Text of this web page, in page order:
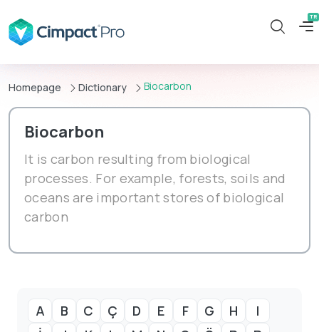
Homepage Dictionary Biocarbon
Biocarbon
It is carbon resulting from biological
processes. For example, forests, soils and
oceans are important stores of biological
carbon
A B C Ç D E F G H
I